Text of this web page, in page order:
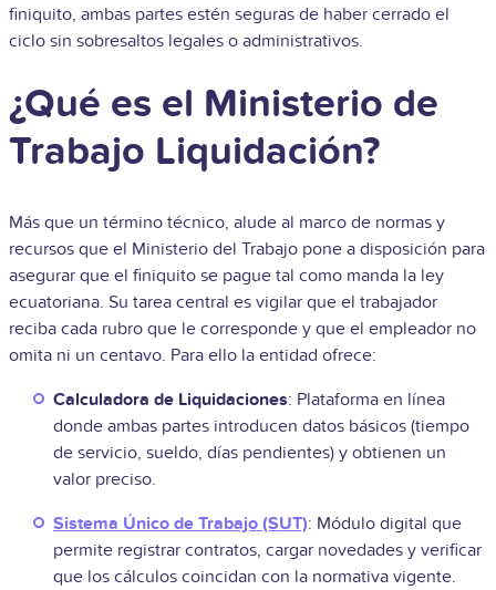
finiquito, ambas partes estén seguras de haber cerrado el
ciclo sin sobresaltos legales o administrativos.
¿Qué es el Ministerio de
Trabajo Liquidación?
Más que un término técnico, alude al marco de normas y
recursos que el Ministerio del Trabajo pone a disposición para
asegurar que el finiquito se pague tal como manda la ley
ecuatoriana. Su tarea central es vigilar que el trabajador
reciba cada rubro que le corresponde y que el empleador no
omita ni un centavo. Para ello la entidad ofrece:
Calculadora de Liquidaciones: Plataforma en línea
donde ambas partes introducen datos básicos (tiempo
de servicio, sueldo, días pendientes) y obtienen un
valor preciso.
Sistema Único de Trabajo (SUT): Módulo digital que
permite registrar contratos, cargar novedades y verificar
que los cálculos coincidan con la normativa vigente.